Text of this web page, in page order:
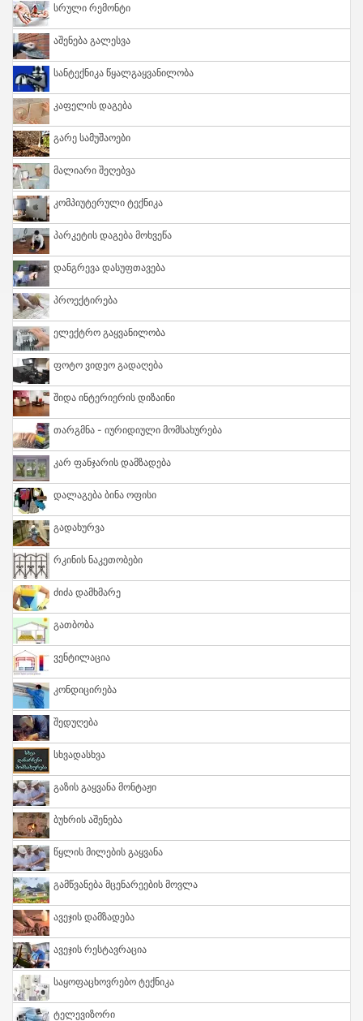
Სრული Რემონტი
Აშენება Გალესვა
Სანტექნიკა Წყალგაყვანილობა
Კაფელის Დაგება
Გარე Სამუშაოები
Მალიარი Შეღებვა
Კომპიუტერული Ტექნიკა
Პარკეტის Დაგება Მოხვეწა
Დანგრევა Დასუფთავება
Პროექტირება
Ელექტრო Გაყვანილობა
Ფოტო Ვიდეო Გადაღება
Შიდა Ინტერიერის Დიზაინი
Თარგმნა - Იურიდიული Მომსახურება
Კარ Ფანჯარის Დამზადება
Დალაგება Ბინა Ოფისი
Გადახურვა
Რკინის Ნაკეთობები
Ძიძა Დამხმარე
Გათბობა
Ვენტილაცია
Კონდიცირება
Შედუღება
Სხვადასხვა
Გაზის Გაყვანა Მონტაჟი
Ბუხრის Აშენება
Წყლის Მილების Გაყვანა
Გამწვანება Მცენარეების Მოვლა
Ავეჯის Დამზადება
Ავეჯის Რესტავრაცია
Საყოფაცხოვრებო Ტექნიკა
Ტელევიზორი